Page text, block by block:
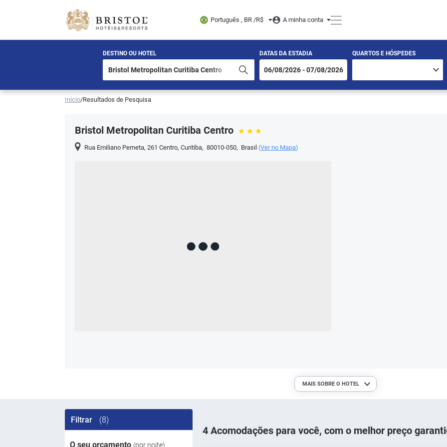
Português , BR /R$ A minha conta
DESTINO OU HOTEL DATAS DA ESTADIA QUARTOS E HÓSPEDES
Início/Resultados de Pesquisa
Bristol Metropolitan Curitiba Centro
Rua Emiliano Perneta, 261 Centro,Curitiba, 80010-050, Brasil (Ver no Mapa)
MAIS SOBRE O HOTEL
Filtrar (8)
O seu orçamento (por noite)
4 Acomodações para você, com o melhor preço